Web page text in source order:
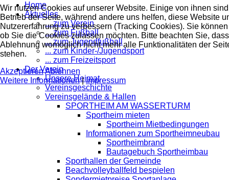
Home
Aktuelles
... zum Verein
... zum Fußball
... zum Jugendfußball
... zum Kinder-/Jugendsport
... zum Freizeitsport
Der Verein
Unsere Heimat
Vereinsgeschichte
Vereinsgelände & Hallen
SPORTHEIM AM WASSERTURM
Sportheim mieten
Sportheim Mietbedingungen
Informationen zum Sportheimneubau
Sportheimbrand
Bautagebuch Sportheimbau
Sporthallen der Gemeinde
Beachvolleyballfeld bespielen
Wir nutzen Cookies auf unserer Website. Einige von ihnen
Betrieb der Seite, während andere uns helfen, diese Website
Nutzererfahrung zu verbessern (Tracking Cookies). Sie
ob Sie die Cookies zulassen möchten. Bitte beachten Sie,
Ablehnung womöglich nicht mehr alle Funktionalitäten der
stehen.
AkzeptierenAblehnen
Weitere Informationen|Impressum